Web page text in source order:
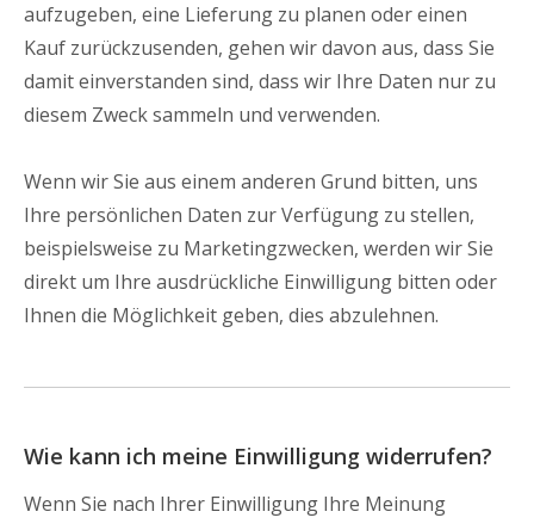
aufzugeben, eine Lieferung zu planen oder einen
Kauf zurückzusenden, gehen wir davon aus, dass Sie
damit einverstanden sind, dass wir Ihre Daten nur zu
diesem Zweck sammeln und verwenden.
Wenn wir Sie aus einem anderen Grund bitten, uns
Ihre persönlichen Daten zur Verfügung zu stellen,
beispielsweise zu Marketingzwecken, werden wir Sie
direkt um Ihre ausdrückliche Einwilligung bitten oder
Ihnen die Möglichkeit geben, dies abzulehnen.
Wie kann ich meine Einwilligung widerrufen?
Wenn Sie nach Ihrer Einwilligung Ihre Meinung